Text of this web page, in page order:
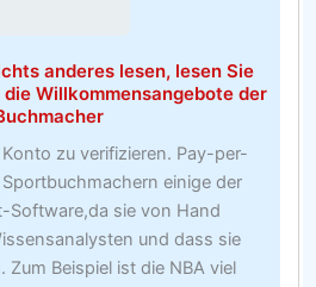
unter
18
anderes lesen, lesen Sie
Willkommensangebote der
zu verifizieren. Pay-per-
einige der
Software,da sie von Hand
und dass sie
Beispiel ist die NBA viel